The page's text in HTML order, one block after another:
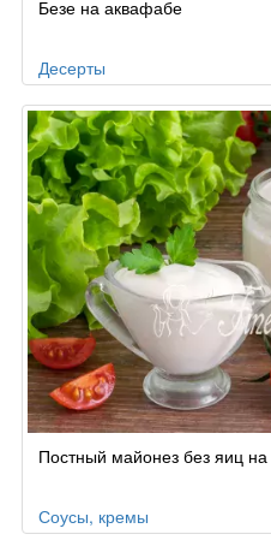
Безе на аквафабе
Десерты
Постный майонез без яиц
Соусы, кремы